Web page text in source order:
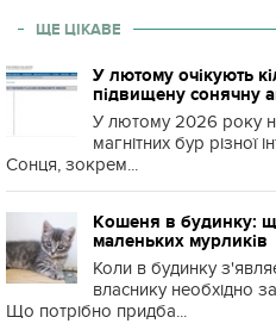
ЩЕ ЦІКАВЕ
У лютому очікують
підвищену сонячну
У лютому 2026 року
магнітних бур різної
Сонця, зокрем...
Кошеня в будинку:
маленьких мурликів
Коли в будинку
власнику необхідно
Що потрібно придба...